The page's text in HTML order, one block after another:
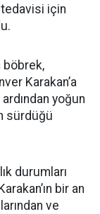
tedavisi için
böbrek,
Karakan’a
yoğun
sürdüğü
durumları
bir an
ve